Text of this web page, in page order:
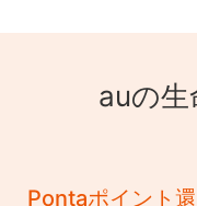
auの
Pontaポイント